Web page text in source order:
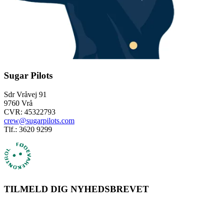
Sugar Pilots
Sdr Vråvej 91
9760 Vrå
CVR: 45322793
crew@sugarpilots.com
Tlf.: 3620 9299
TILMELD DIG NYHEDSBREVET